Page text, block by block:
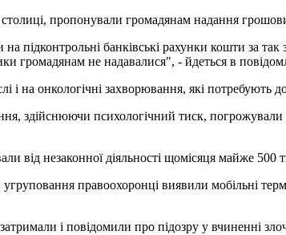
пропонували громадянам надання
банківські рахунки кошти за так
громадянам не надавалися", - йдеться в
на онкологічні захворювання, які потребують
здійснюючи психологічний тиск,
від незаконної діяльності щомісяця майже 500
правоохоронці виявили мобільні
і повідомили про підозру у вчиненні